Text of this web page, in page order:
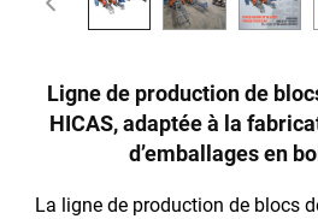
Ligne de production de
HICAS, adaptée à la
d’emballages en
La ligne de production de blocs